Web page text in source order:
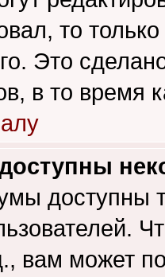
то
Это
в то время
доступны
вам может